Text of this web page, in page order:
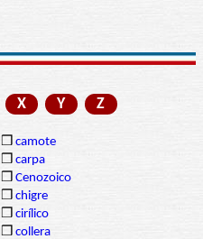
X Y Z
❒ camote
❒ carpa
❒ Cenozoico
❒ chigre
❒ cirílico
❒ collera